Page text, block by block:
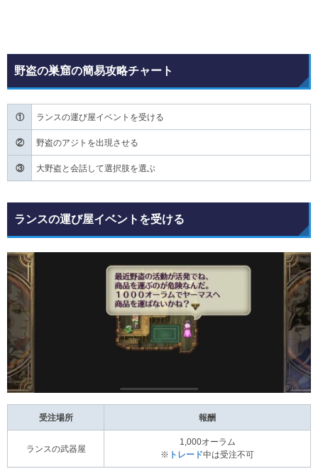
野盗の巣窟の簡易攻略チャート
① ランスの運び屋イベントを受ける
② 野盗のアジトを出現させる
③ 大野盗と会話して選択肢を選ぶ
ランスの運び屋イベントを受ける
受注場所 報酬
ランスの武器屋
1,000オーラム
※ トレード中は受注不可